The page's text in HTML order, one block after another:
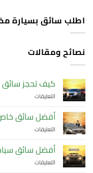
اطلب سائق بسيارة
نصائح ومقالات
كيف تحجز
التعليقات
تحجز
سائق
في
القاهرة
أفضل سائق
التعليقات
سائق
خاص
أفضل سائق
التعليقات